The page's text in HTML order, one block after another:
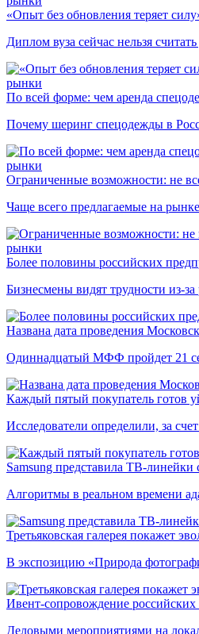
«Опыт без обновления теряет
Диплом вуза сейчас нельзя
рынки
По всей форме: чем аренда
Почему шеринг спецодежды в
рынки
Ограниченные возможности: не
Чаще всего предлагаемые на
рынки
Более половины российских
Бизнесмены видят трудности из-
Названа дата проведения
Одиннадцатый МФФ пройдет 21
Каждый пятый покупатель готов
Исследователи определили, за
Samsung представила ТВ-
Алгоритмы в реальном времени
Третьяковская галерея покажет
В экспозицию «Природа
Ивент-сопровождение
Деловыми мероприятиями на